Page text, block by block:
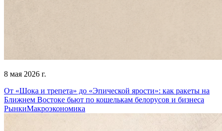
8 мая 2026 г.
От «Шока и трепета» до «Эпической ярости»: как ракеты на
Ближнем Востоке бьют по кошелькам белорусов и бизнеса
РынкиМакроэкономика